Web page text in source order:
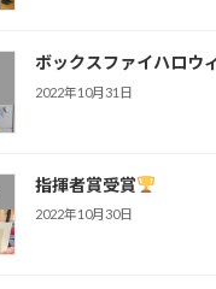
ボックスファイハロウ
2022年10月31日
指揮者賞受賞
2022年10月30日